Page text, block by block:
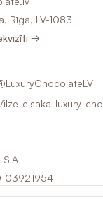
Rīga, LV-1083
→
ilze-eisaka-luxury-
SIA